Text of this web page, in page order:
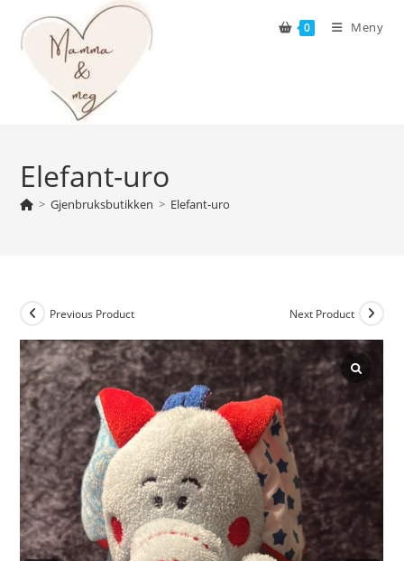
content
0 Meny
Elefant-uro
> Gjenbruksbutikken > Elefant-uro
Previous Product Next Product